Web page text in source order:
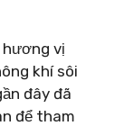
hương vị
khí sôi
đây đã
để tham